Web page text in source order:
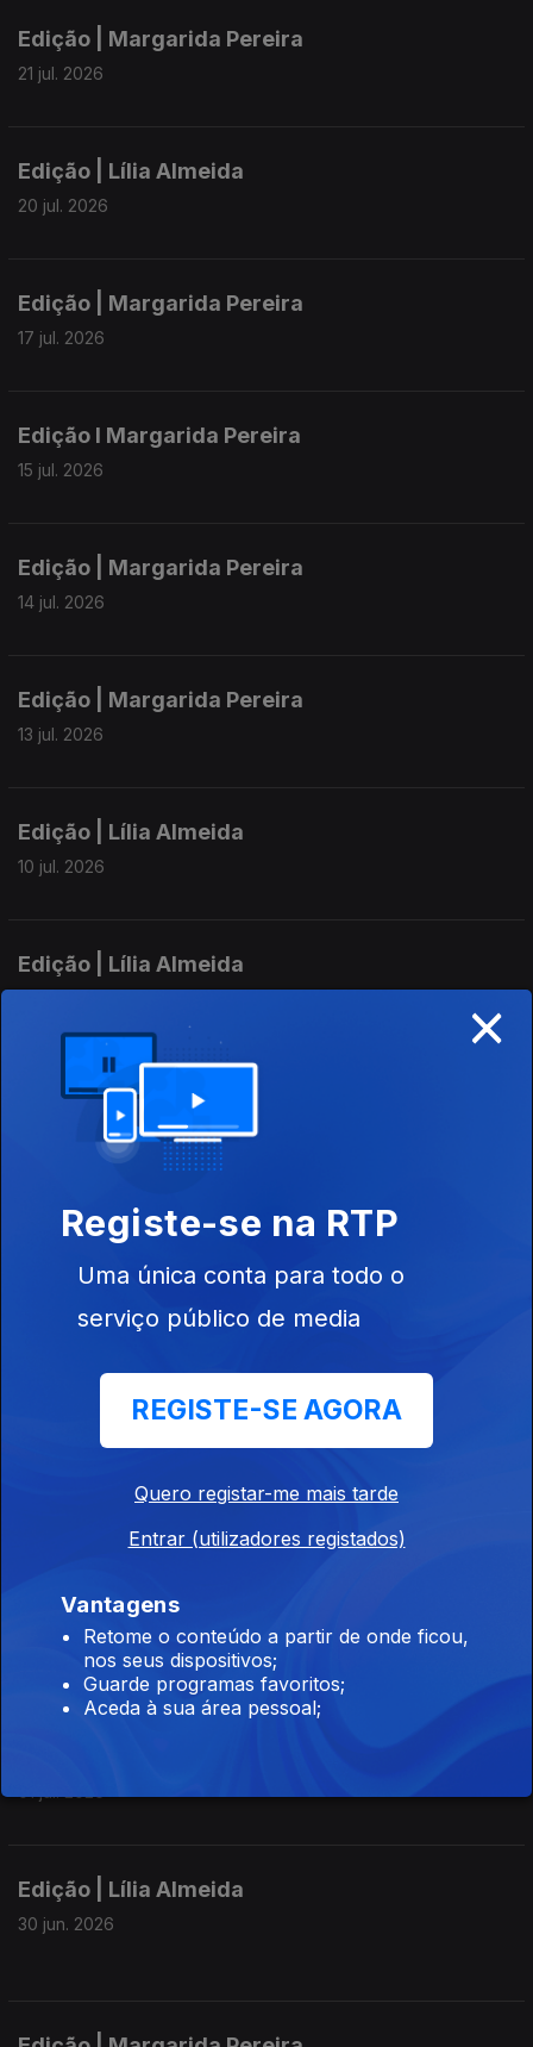
Edição | Margarida Pereira
21 jul. 2026
Edição | Lília Almeida
20 jul. 2026
Edição | Margarida Pereira
17 jul. 2026
Edição I Margarida Pereira
15 jul. 2026
Edição | Margarida Pereira
14 jul. 2026
Edição | Margarida Pereira
13 jul. 2026
Edição | Lília Almeida
10 jul. 2026
Edição | Lília Almeida
Edição | Lília Almeida
08 jul. 2026
Edição | Lília Almeida
07 jul. 2026
Edição I Lília Almeida
Edição I Lília Almeida
02 jul. 2026
Edição | Lília Almeida
30 jun. 2026
×
Registe-se na RTP
Uma única conta para todo o
serviço público de media
REGISTE-SE AGORA
Quero registar-me mais tarde
Entrar (utilizadores registados)
Vantagens
Retome o conteúdo a partir de onde ficou,
nos seus dispositivos;
Guarde programas favoritos;
Aceda à sua área pessoal;